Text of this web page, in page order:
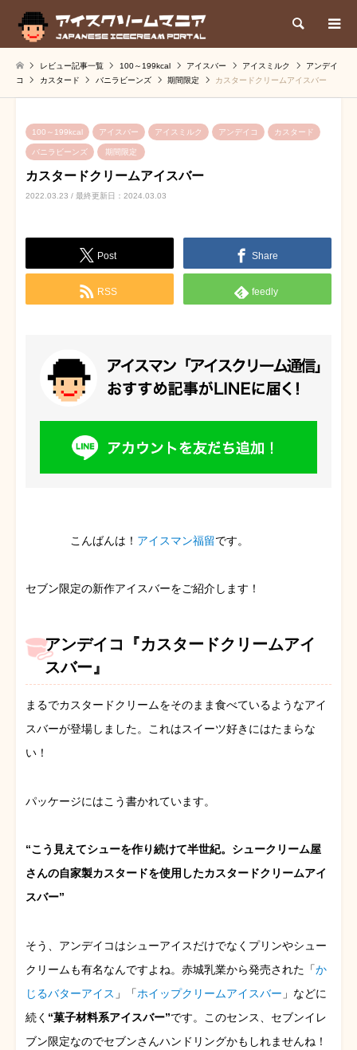
検索
レビュー記事一覧 100～199kcal アイスバー アイスミルク
アンデイ
コ
カスタード バニラビーンズ 期間限定 カスタードクリームアイスバー
100～199kcal アイスバー アイスミルク アンデイコ カスタード
バニラビーンズ 期間限定
カスタードクリームアイスバー
2022.03.23 / 最終更新日：2024.03.03
Post Share
RSS feedly
こんばんは！ アイスマン福留です。
セブン限定の新作アイスバーをご紹介します！
アンデイコ『カスタードクリームアイ
スバー』
まるでカスタードクリームをそのまま食べているようなアイ
スバーが登場しました。これはスイーツ好きにはたまらな
い！
パッケージにはこう書かれています。
“こう見えてシューを作り続けて半世紀。シュークリーム屋
さんの自家製カスタードを使用したカスタードクリームアイ
スバー”
そう、アンデイコはシューアイスだけでなくプリンやシュー
クリームも有名なんですよね。赤城乳業から発売された「か
じるバターアイス 」「ホイップクリームアイスバー 」などに
続く “菓子材料系アイスバー”です。このセンス、セブンイレ
ブン限定なのでセブンさんハンドリングかもしれませんね！